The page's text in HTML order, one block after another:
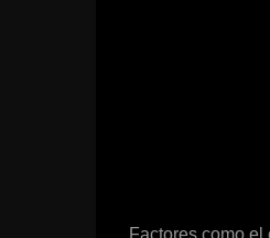
Factores como